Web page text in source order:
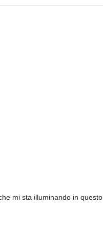
mi sta illuminando in questo